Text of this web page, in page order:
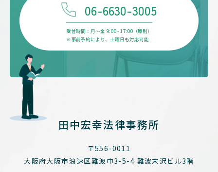
06-6630-3005
受付時間：月〜金 9:00 - 17:00（原則）
※事前予約により、土曜日も対応可能
田中宏幸法律事務所
〒556-0011
大阪府大阪市浪速区難波中3-5-4 難波末沢ビル3階